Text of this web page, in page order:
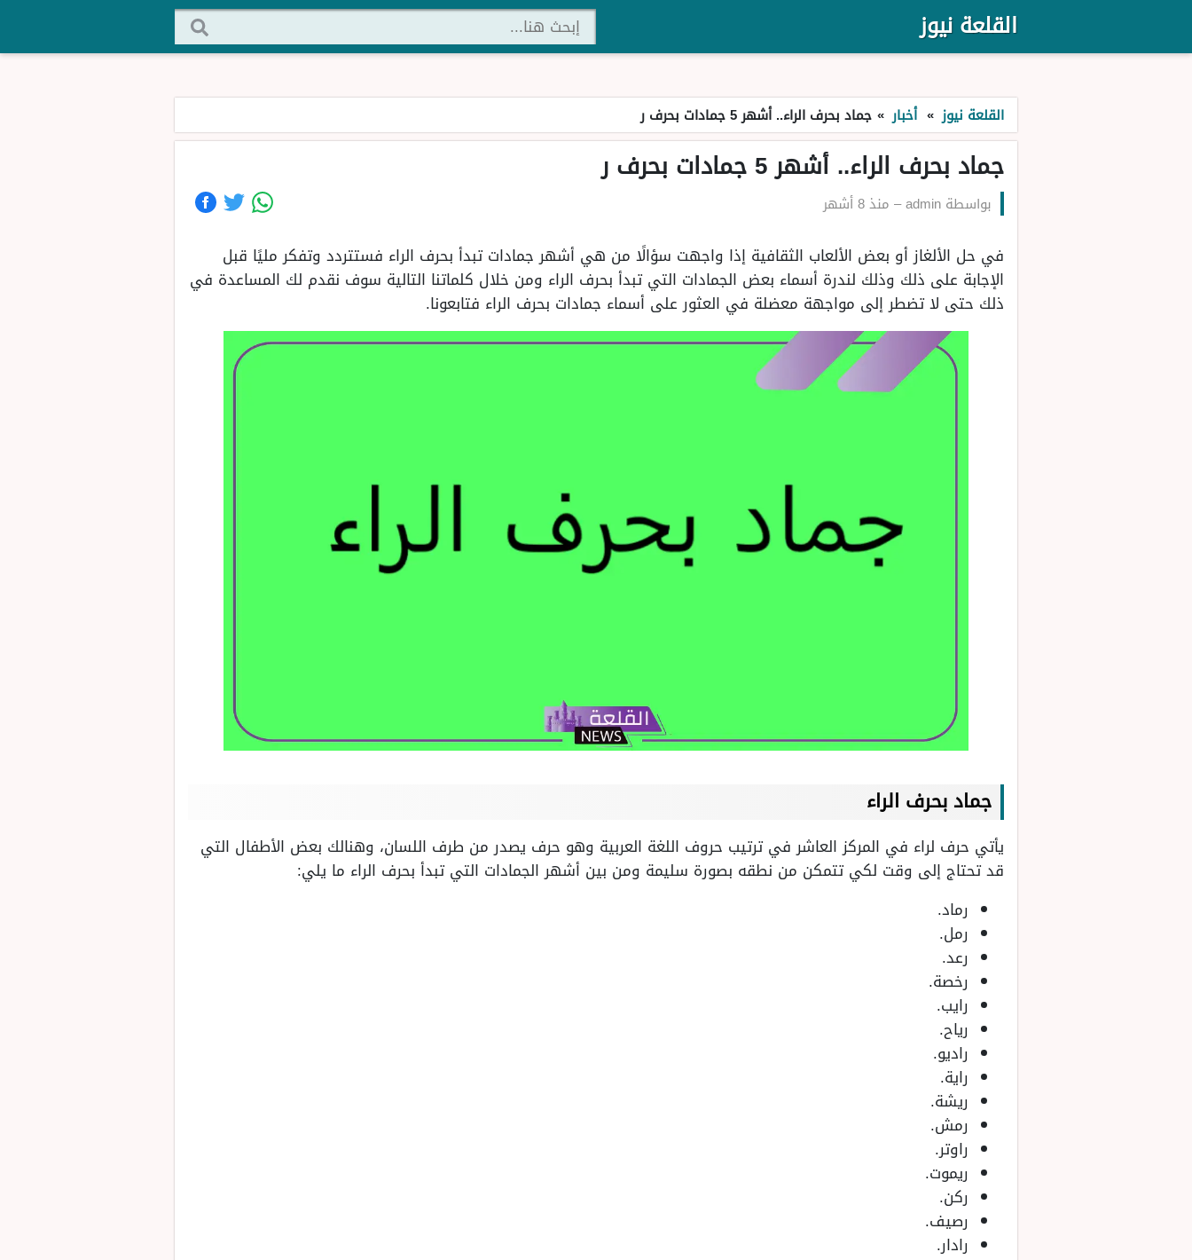
القلعة نيوز
القلعة نيوز » أخبار » جماد بحرف الراء.. أشهر 5 جمادات بحرف ر
جماد بحرف الراء.. أشهر 5 جمادات بحرف ر
بواسطة admin
– منذ 8 أشهر
في حل الألغاز أو بعض الألعاب الثقافية إذا واجهت سؤالًا من هي أشهر جمادات تبدأ بحرف الراء فستتردد وتفكر مليًا قبل
الإجابة على ذلك وذلك لندرة أسماء بعض الجمادات التي تبدأ بحرف الراء ومن خلال كلماتنا التالية سوف نقدم لك المساعدة في
ذلك حتى لا تضطر إلى مواجهة معضلة في العثور على أسماء جمادات بحرف الراء فتابعونا.
جماد بحرف الراء
يأتي حرف لراء في المركز العاشر في ترتيب حروف اللغة العربية وهو حرف يصدر من طرف اللسان، وهنالك بعض الأطفال التي
قد تحتاج إلى وقت لكي تتمكن من نطقه بصورة سليمة ومن بين أشهر الجمادات التي تبدأ بحرف الراء ما يلي:
رماد.
رمل.
رعد.
رخصة.
رايب.
رياح.
راديو.
راية.
ريشة.
رمش.
راوتر.
ريموت.
ركن.
رصيف.
رادار.